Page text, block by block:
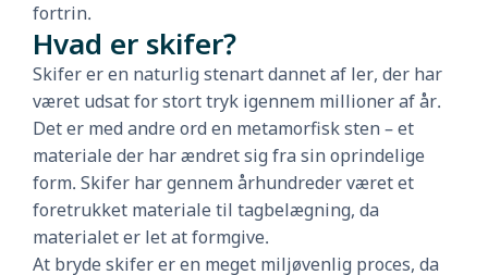
fortrin.
Hvad er skifer?
Skifer er en naturlig stenart dannet af ler, der har
været udsat for stort tryk igennem millioner af år.
Det er med andre ord en metamorfisk sten – et
materiale der har ændret sig fra sin oprindelige
form. Skifer har gennem århundreder været et
foretrukket materiale til tagbelægning, da
materialet er let at formgive.
At bryde skifer er en meget miljøvenlig proces, da